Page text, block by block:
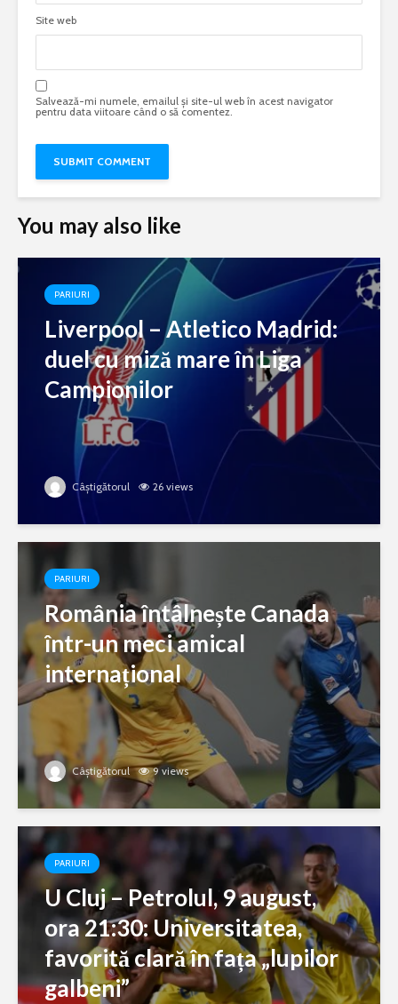
Site web
Salvează-mi numele, emailul și site-ul web în acest navigator
pentru data viitoare când o să comentez.
You may also like
PARIURI
Liverpool – Atletico Madrid:
duel cu miză mare în Liga
Campionilor
Câștigătorul 26 views
PARIURI
România întâlnește Canada
într-un meci amical
internațional
Câștigătorul 9 views
PARIURI
U Cluj – Petrolul, 9 august,
ora 21:30: Universitatea,
favorită clară în fața „lupilor
galbeni”